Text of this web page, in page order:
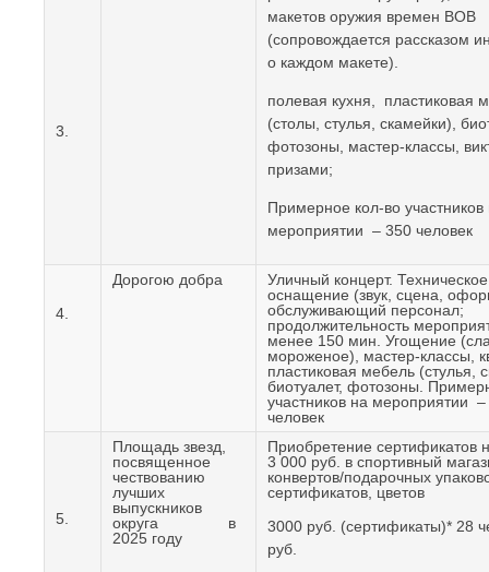
3.
макетов оружия времен ВОВ
(сопровождается рассказом
о каждом макете).
полевая кухня, пластиковая
(столы, стулья, скамейки),
фотозоны, мастер-классы,
призами;
Примерное кол-во
мероприятии – 350 человек
4.
Дорогою добра
Уличный концерт. Техническое
оснащение (звук, сцена,
обслуживающий персонал;
продолжительность
менее 150 мин. Угощение
мороженое), мастер-классы,
пластиковая мебель (стулья,
биотуалет, фотозоны.
участников на мероприятии
человек
5.
Площадь звезд,
посвященное
чествованию
лучших
выпускников
округа в
2025 году
Приобретение сертификатов
3 000 руб. в спортивный
конвертов/подарочных
сертификатов, цветов
3000 руб. (сертификаты)* 28
руб.